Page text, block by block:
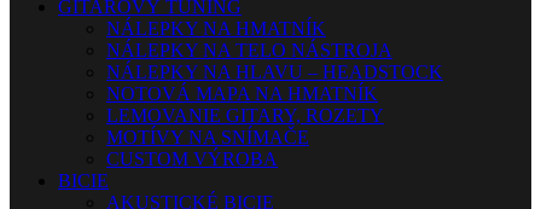
GITAROVÝ TUNING
NÁLEPKY NA HMATNÍK
NÁLEPKY NA TELO NÁSTROJA
NÁLEPKY NA HLAVU – HEADSTOCK
NOTOVÁ MAPA NA HMATNÍK
LEMOVANIE GITARY, ROZETY
MOTÍVY NA SNÍMAČE
CUSTOM VÝROBA
BICIE
AKUSTICKÉ BICIE